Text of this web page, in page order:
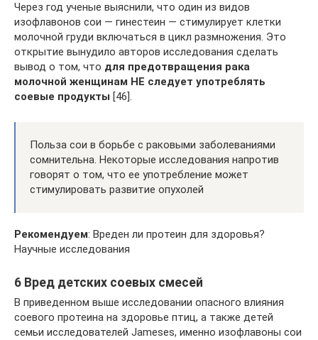
Через год ученые выяснили, что один из видов
изофлавонов сои — гинестеин — стимулирует клетки
молочной груди включаться в цикл размножения. Это
открытие вынудило авторов исследования сделать
вывод о том, что для предотвращения рака
молочной женщинам НЕ следует употреблять
соевые продукты [46].
Польза сои в борьбе с раковыми заболеваниями
сомнительна. Некоторые исследования напротив
говорят о том, что ее употребление может
стимулировать развитие опухолей
Рекомендуем: Вреден ли протеин для здоровья?
Научные исследования
6 Вред детских соевых смесей
В приведенном выше исследовании опасного влияния
соевого протеина на здоровье птиц, а также детей
семьи исследователей Jameses, именно изофлавоны сои